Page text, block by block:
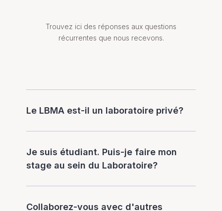
Trouvez ici des réponses aux questions
récurrentes que nous recevons.
Le LBMA est-il un laboratoire privé?
Je suis étudiant. Puis-je faire mon
stage au sein du Laboratoire?
Collaborez-vous avec d'autres